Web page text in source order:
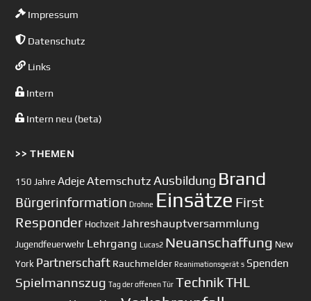
Impressum
Datenschutz
Links
Intern
Intern neu (beta)
>> THEMEN
150 Jahre AdejeAtemschutz Ausbildung Brand
Bürgerinformation Drohne Einsätze First
Responder Hochzeit Jahreshauptversammlung
Jugendfeuerwehr Lehrgang Lucas2 Neuanschaffung New
York Partnerschaft Rauchmelder Reanimationsgerät s Spenden
Spielmannszug Tag der offenen Tür TechnikTHL